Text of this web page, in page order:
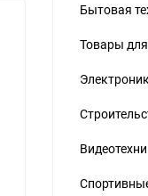
Бытовая
Товары